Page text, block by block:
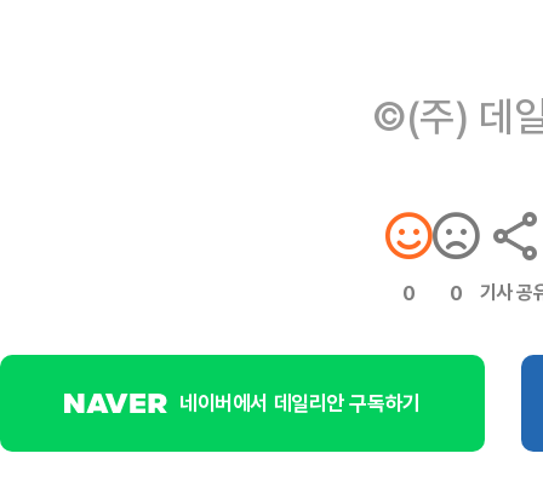
©(주) 데
0 0 기사 공
네이버에서 데일리안 구독하기